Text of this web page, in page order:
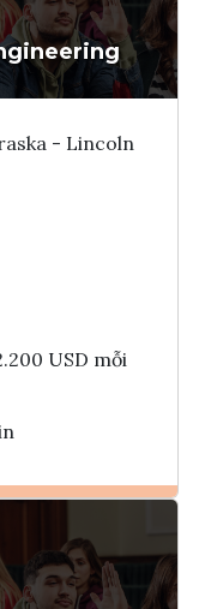
- Lincoln
USD mỗi
Interlink